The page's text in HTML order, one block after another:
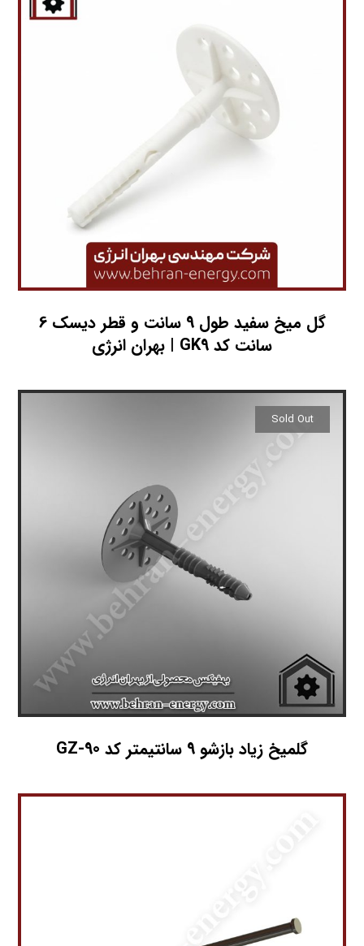
گل میخ سفید طول 9 سانت و قطر دیسک 6
سانت کد GK9 | بهران انرژی
گلمیخ زیاد بازشو 9 سانتیمتر کد GZ-90
Sold Out